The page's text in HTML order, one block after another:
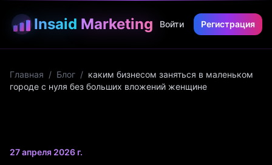
Insaid Marketing Войти Регистрация
Главная / Блог / каким бизнесом заняться в маленьком
городе с нуля без больших вложений женщине
27 апреля 2026 г.